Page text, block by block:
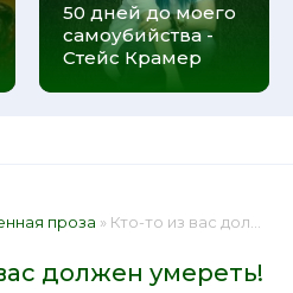
50 дней до моего
самоубийства -
Стейс Крамер
проза » Кто-то из вас должен умереть! - Александр Звягинцев 📕 - Книга онлайн бесплатно
должен умереть!